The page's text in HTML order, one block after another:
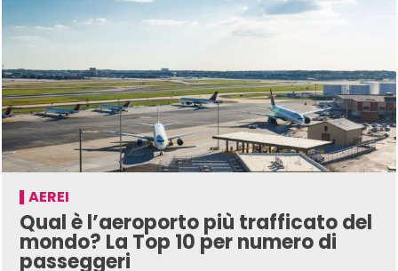
AEREI
Qual è l’aeroporto più trafficato del
mondo? La Top 10 per numero di
passeggeri